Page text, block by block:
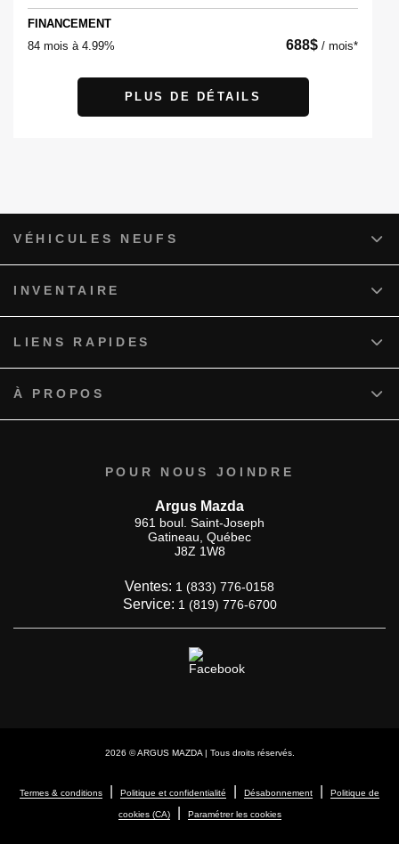
FINANCEMENT
84 mois à 4.99%
688$ / mois*
PLUS DE DÉTAILS
POUR NOUS JOINDRE
Argus Mazda
961 boul. Saint-Joseph
Gatineau, Québec
J8Z 1W8
Ventes: 1 (833) 776-0158
Service: 1 (819) 776-6700
VÉHICULES NEUFS
INVENTAIRE
LIENS RAPIDES
À PROPOS
2026 © ARGUS MAZDA| Tous droits réservés.
Termes & conditions Politique et confidentialité Désabonnement Politique de
cookies (CA)| Paramétrer les cookies